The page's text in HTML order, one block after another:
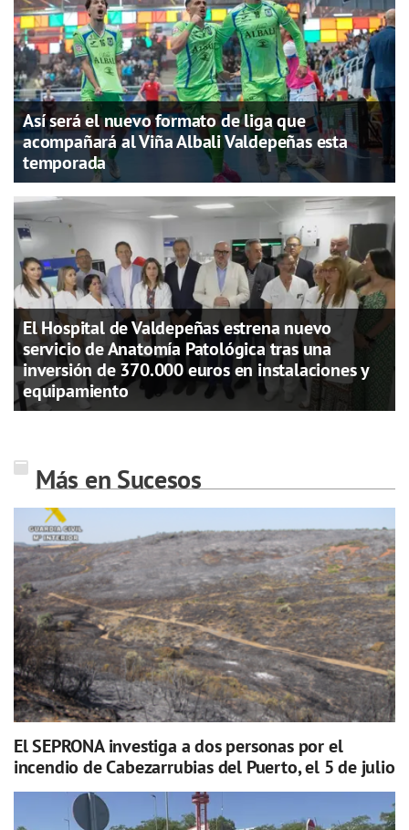
Así será el nuevo formato de liga que
acompañará al Viña Albali Valdepeñas esta
temporada
El Hospital de Valdepeñas estrena nuevo
servicio de Anatomía Patológica tras una
inversión de 370.000 euros en instalaciones y
equipamiento
Más en Sucesos
El SEPRONA investiga a dos personas por el
incendio de Cabezarrubias del Puerto, el 5 de julio